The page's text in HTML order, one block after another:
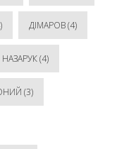
ДІМАРОВ(4)
НАЗАРУК(4)
(3)